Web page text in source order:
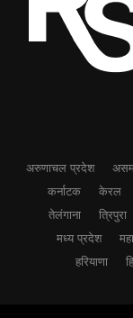
अरुणाचल प्रदेश
कर्नाटक
केरल
तेलंगाना
त्रिपुरा
मध्य प्रदेश
हरियाणा